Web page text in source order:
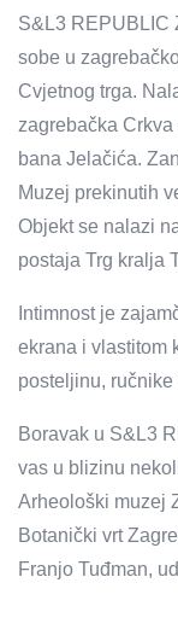
S&L3 REPUBLIC
sobe u
Cvjetnog trga.
zagrebačka Crkva
bana Jelačića.
Muzej prekinutih
Objekt se nalazi
postaja Trg kralja
Intimnost je
ekrana i vlastitom
posteljinu,
Boravak u S&L3
vas u blizinu
Arheološki muzej
Botanički vrt
Franjo Tuđman,